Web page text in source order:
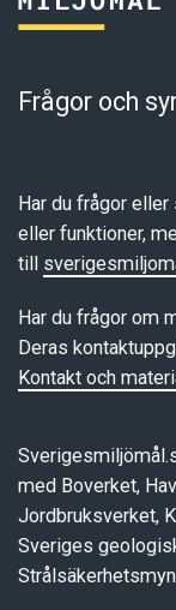
Frågor och
Har du frågor
eller funktioner,
till
Har du frågor om
Deras
Kontakt och
med Boverket,
Jordbruksverket,
Sveriges